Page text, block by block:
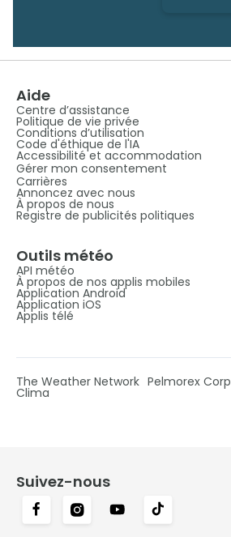
Aide
Centre d’assistance
Politique de vie privée
Conditions d’utilisation
Code d'éthique de l'IA
Accessibilité et accommodation
Gérer mon consentement
Carrières
Annoncez avec nous
À propos de nous
Registre de publicités politiques
Outils météo
API météo
À propos de nos applis mobiles
Application Android
Application iOS
Applis télé
The Weather Network Pelmorex Corp
Clima
Suivez-nous